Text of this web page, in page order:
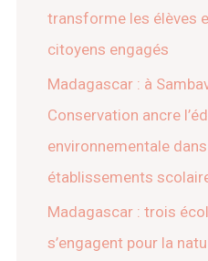
transforme les élèves
citoyens engagés
Madagascar : à
Conservation ancre
environnementale
établissements
Madagascar : trois
s’engagent pour la